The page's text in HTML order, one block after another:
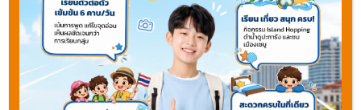
Last updated April 19, 2024 ago by
Webmaster
Thebest